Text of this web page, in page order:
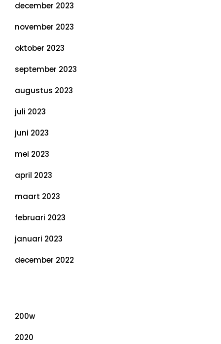
december 2023
november 2023
oktober 2023
september 2023
augustus 2023
juli 2023
juni 2023
mei 2023
april 2023
maart 2023
februari 2023
januari 2023
december 2022
200w
2020